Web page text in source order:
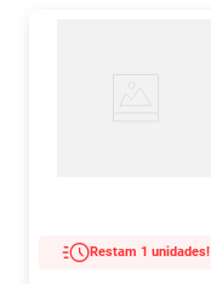
Restam 1 unidades!